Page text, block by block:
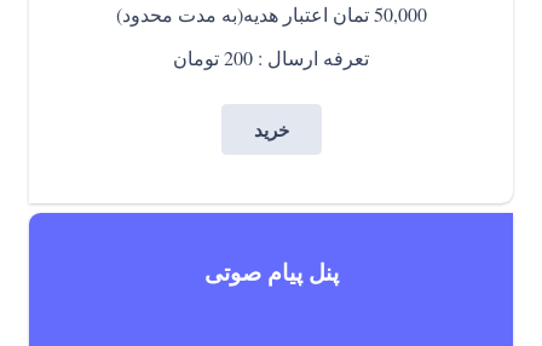
50,000 تمان اعتبار هدیه(به مدت محدود)
تعرفه ارسال : 200 تومان
خرید
پنل پیام صوتی